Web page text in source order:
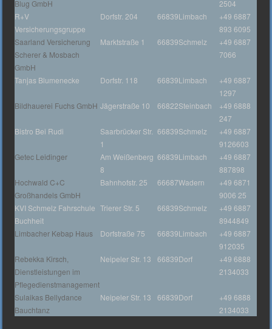
Blug GmbH
2504
R+V
Versicherungsgruppe
Dorfstr. 204 66839Limbach
+49 6887
893 6095
Saarland Versicherung
Scherer & Mosbach
GmbH
Marktstraße 1 66839Schmelz
+49 6887
7066
Tanjas Blumenecke Dorfstr. 118 66839Limbach
+49 6887
1297
Bildhauerei Fuchs GmbH Jägerstraße 10 66822Steinbach
+49 6888
247
Bistro Bei Rudi
Saarbrücker Str.
1
66839Schmelz
+49 6887
9126603
Getec Leidinger
Am Weißenberg
8
66839Limbach
+49 6887
887898
Hochwald C+C
Großhandels GmbH
Bahnhofstr. 25 66687Wadern
+49 6871
9006 25
KVI Schmelz Fahrschule
Buchheit
Trierer Str. 5 66839Schmelz
+49 6887
8944849
Limbacher Kebap Haus
Dorfstraße 75 66839Limbach
+49 6887
912035
Rebekka Kirsch,
Dienstleistungen im
Pflegedienstmanagement
Neipeler Str. 13 66839Dorf
+49 6888
2134033
Sulaikas Bellydance
Bauchtanz
Neipeler Str. 13 66839Dorf
+49 6888
2134033